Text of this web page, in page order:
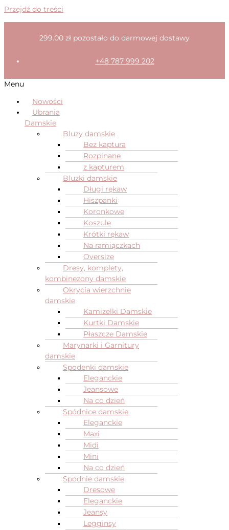
Przejdź do treści
299.00 zł pozostało do darmowej dostawy
+48 787 999 202
Menu
Nowości
Ubrania
Damskie
Bluzy damskie
Bez kaptura
Rozpinane
z kapturem
Bluzki damskie
Długi rękaw
Hiszpanki
Koronkowe
Koszule
Krótki rękaw
Na ramiączkach
Oversize
Dresy, komplety,
kombinezony damskie
Okrycia wierzchnie
damskie
Kamizelki Damskie
Kurtki Damskie
Płaszcze Damskie
Marynarki i Garnitury
damskie
Spodenki damskie
Eleganckie
Jeansowe
Na co dzień
Spódnice damskie
Eleganckie
Maxi
Midi
Mini
Na co dzień
Spodnie damskie
Dresowe
Eleganckie
Jeansy
Legginsy